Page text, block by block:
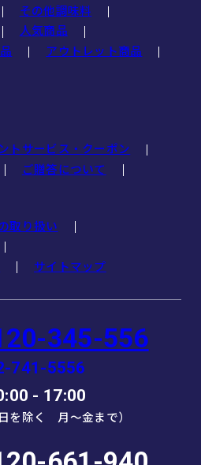
その他調味料
人気商品
アウトレット商品
トサービス・クーポン
ご贈答について
取り扱い
サイトマップ
345-556
741-5556
- 17:00
を除く 月～金まで）